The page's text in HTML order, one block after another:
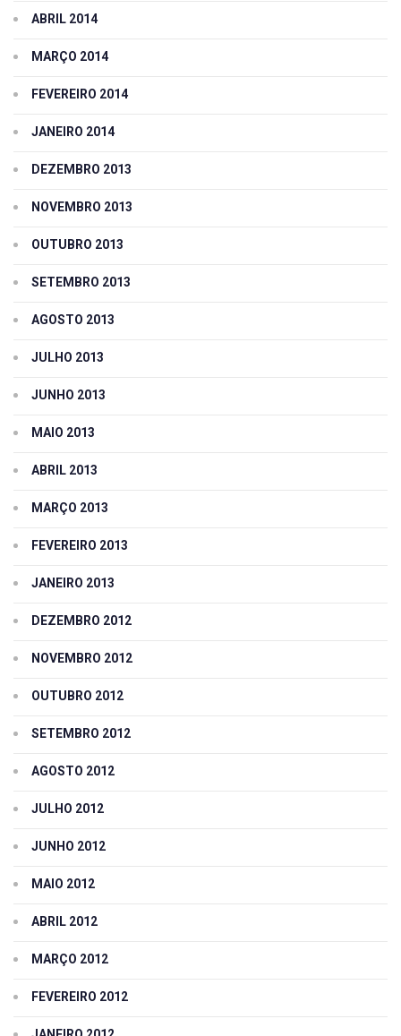
ABRIL 2014
MARÇO 2014
FEVEREIRO 2014
JANEIRO 2014
DEZEMBRO 2013
NOVEMBRO 2013
OUTUBRO 2013
SETEMBRO 2013
AGOSTO 2013
JULHO 2013
JUNHO 2013
MAIO 2013
ABRIL 2013
MARÇO 2013
FEVEREIRO 2013
JANEIRO 2013
DEZEMBRO 2012
NOVEMBRO 2012
OUTUBRO 2012
SETEMBRO 2012
AGOSTO 2012
JULHO 2012
JUNHO 2012
MAIO 2012
ABRIL 2012
MARÇO 2012
FEVEREIRO 2012